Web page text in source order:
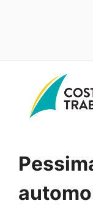
contenuto